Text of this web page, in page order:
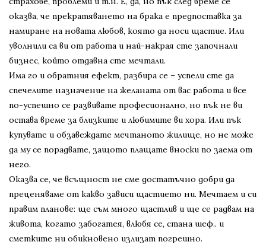
оказва, че прекратяването на брака е предпоставка за
намиране на новата любов, която да носи щастие. Или
уволнили са ви от работа и най-накрая сте започнали
бизнес, който отдавна сте мечтали.
Има го и обратния ефект, разбира се – успели сте да
спечелите назначение на желаната от вас работа и все
по-успешно се развивате професионално, но пък не ви
остава време за близките и любимите ви хора. Или пък
купувате и обзавеждате мечтаното жилище, но не може
да му се порадвате, защото плащате вноски по заема от
него.
Оказва се, че всъщност не сме достатъчно добри да
преценяваме от какво зависи щастието ни. Мечтаем и си
правим планове: ще съм много щастлив и ще се радвам на
живота, когато забогатея, влюбя се, стана шеф.. и
сметките ни обикновено излизат погрешно.